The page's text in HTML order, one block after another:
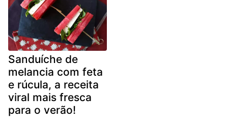
Sanduíche de
melancia com feta
e rúcula, a receita
viral mais fresca
para o verão!